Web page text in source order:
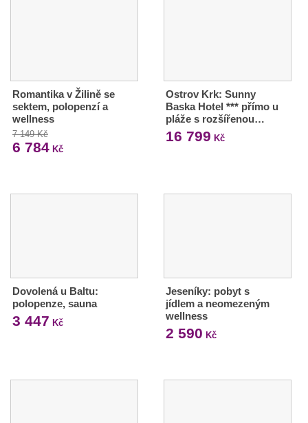
Romantika v Žilině se
sektem, polopenzí a
wellness
7 149 Kč
6 784 Kč
Ostrov Krk: Sunny
Baska Hotel *** přímo u
pláže s rozšířenou…
16 799 Kč
Dovolená u Baltu:
polopenze, sauna
3 447 Kč
Jeseníky: pobyt s
jídlem a neomezeným
wellness
2 590 Kč